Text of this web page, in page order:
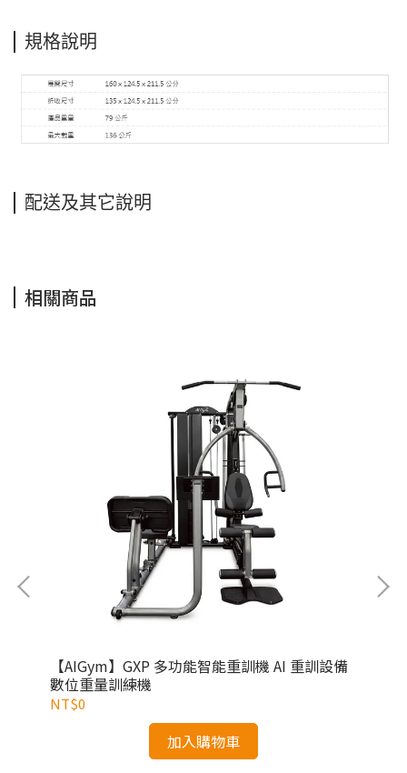
規格說明
配送及其它說明
相關商品
【AIGym】GXP 多功能智能重訓機 AI 重訓設備
數位重量訓練機
NT$0
加入購物車